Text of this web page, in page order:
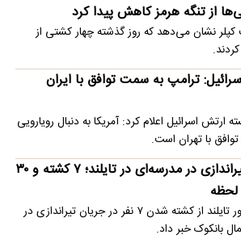
درباره درز اطلاعات ذخایر تسلیحاتی
کرد
یا بمب واقعی؛ مذاکره استقلال با سردار
پاسخ مثبت داد
از تنگه هرمز کاهش پیدا کرد
نشان می‌دهد که روز گذشته چهار کشتی از
۱۴ اسرائیل: ترامپ به سمت توافق با ایران
ارتش اسرائیل اعلام کرد: آمریکا به دنبال رویارویی
با تهران است.
جزئیات تیراندازی در مدرسه‌ای در تایلند؛ ۷ کشته و ۳۰
معاون وزیر کشور تایلند از کشته شدن ۷ نفر در جریان تیراندازی در
بانکوک خبر داد.